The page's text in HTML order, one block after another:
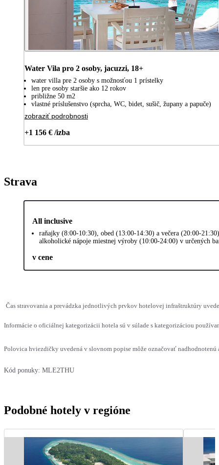
Water Vila pro 2 osoby, jacuzzi, 18+
water villa pre 2 osoby s možnosťou 1 prístelky
len pre osoby staršie ako 12 rokov
približne 50 m2
vlastné príslušenstvo (sprcha, WC, bidet, sušič, župany a papuče)
zobraziť podrobnosti
+1 156 € /izba
Strava
All inclusive
raňajky (8:00-10:30), obed (13:00-14:30) a večera (20:00-
alkoholické nápoje miestnej výroby (10:00-24:00) v určených
v cene
Čas stravovania a prevádzka jednotlivých prvkov hotelovej infraštruktúry
Informácie o oficiálnej kategorizácii hotela sú v súlade s kategorizáciou
Polovica hviezdičky uvedená v slovnom popise môže označovať
Kód ponuky: MLE2THU
Podobné hotely v regióne